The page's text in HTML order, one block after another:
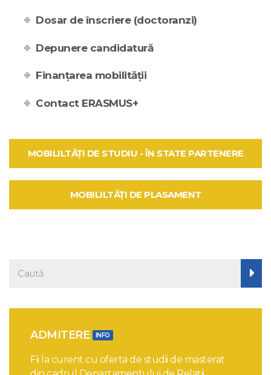
Dosar de înscriere (doctoranzi)
Depunere candidatură
Finanțarea mobilității
Contact ERASMUS+
MOBILILTĂȚI DE STUDIU - ÎN STATE PARTENERE
MOBILILTĂȚI DE PLASAMENT
ADMITERE INFO
Fii la curent cu oferta de studii de masterat